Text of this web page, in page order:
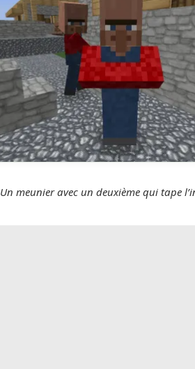
Un meunier avec un deuxième qui tape